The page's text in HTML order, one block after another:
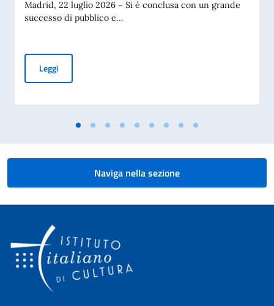
Madrid, 22 luglio 2026 – Si è conclusa con un grande
successo di pubblico e...
LeggiGrande successo a Madrid per “Taranta Gitana”: la
Naviga nella sezione